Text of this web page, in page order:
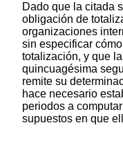
Dado que la citada
obligación de
organizaciones
sin especificar
totalización, y que
quincuagésima
remite su
hace necesario
periodos a
supuestos en que